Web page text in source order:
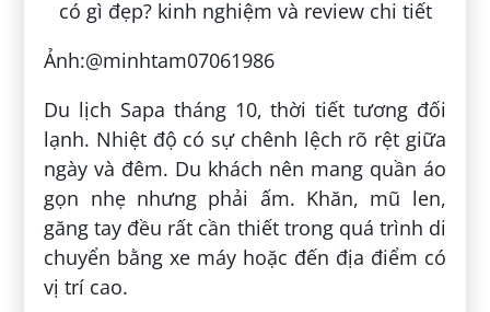
Ảnh:@minhtam07061986
Du lịch Sapa tháng 10, thời tiết tương đối
lạnh. Nhiệt độ có sự chênh lệch rõ rệt giữa
ngày và đêm. Du khách nên mang quần áo
gọn nhẹ nhưng phải ấm. Khăn, mũ len,
găng tay đều rất cần thiết trong quá trình di
chuyển bằng xe máy hoặc đến địa điểm có
vị trí cao.